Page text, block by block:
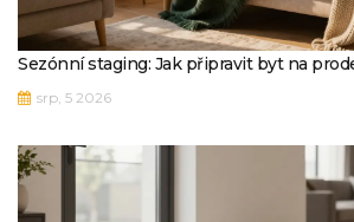
Sezónní staging: Jak připravit byt na
srp, 5 2026